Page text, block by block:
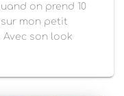
on prend 10
mon petit
son look